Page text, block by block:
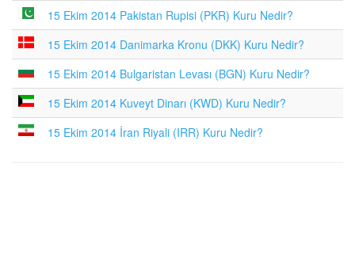
15 Ekim 2014 Pakistan Rupisi (PKR) Kuru Nedir?
15 Ekim 2014 Danimarka Kronu (DKK) Kuru Nedir?
15 Ekim 2014 Bulgaristan Levası (BGN) Kuru Nedir?
15 Ekim 2014 Kuveyt Dinarı (KWD) Kuru Nedir?
15 Ekim 2014 İran Riyali (IRR) Kuru Nedir?